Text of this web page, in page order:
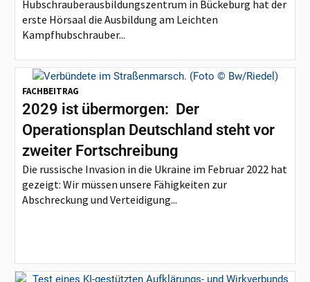
Hubschrauberausbildungszentrum in Bückeburg hat der
erste Hörsaal die Ausbildung am Leichten
Kampfhubschrauber...
FACHBEITRAG
2029 ist übermorgen: Der
Operationsplan Deutschland steht vor
zweiter Fortschreibung
Die russische Invasion in die Ukraine im Februar 2022 hat
gezeigt: Wir müssen unsere Fähigkeiten zur
Abschreckung und Verteidigung...